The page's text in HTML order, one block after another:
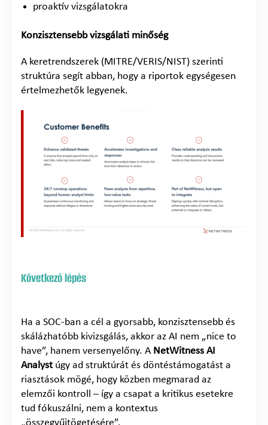
proaktív vizsgálatokra
Konzisztensebb vizsgálati minőség
A keretrendszerek (MITRE/VERIS/NIST) szerinti
struktúra segít abban, hogy a riportok egységesen
értelmezhetők legyenek.
Következő lépés
Ha a SOC-ban a cél a gyorsabb, konzisztensebb és
skálázhatóbb kivizsgálás, akkor az AI nem „nice to
have”, hanem versenyelőny. A NetWitness AI
Analystúgy ad struktúrát és döntéstámogatást a
riasztások mögé, hogy közben megmarad az
elemzői kontroll – így a csapat a kritikus esetekre
tud fókuszálni, nem a kontextus
„összegyűjtögetésére”.